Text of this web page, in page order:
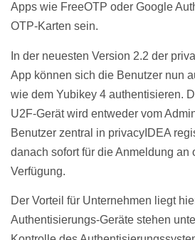
Apps wie FreeOTP oder Google
OTP-Karten sein.
In der neuesten Version 2.2 der
App können sich die Benutzer nun
wie dem Yubikey 4 authentisieren.
U2F-Gerät wird entweder vom
Benutzer zentral in privacyIDEA
danach sofort für die Anmeldung an
Verfügung.
Der Vorteil für Unternehmen liegt
Authentisierungs-Geräte stehen